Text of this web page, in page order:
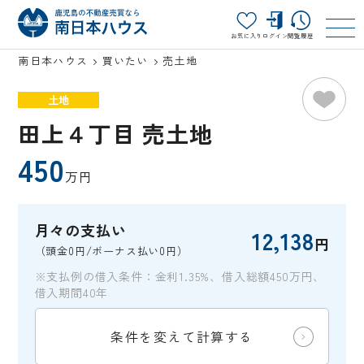
お気に入り ログイン閲覧履歴
南日本ハウス 買いたい 売土地
土地
田上４丁目 売土地
450万円
月々の支払い
（頭金0円/ボーナス払い0円） 12,138円
※支払例の借入条件：金利1.35%、借入総額450万円、
借入期間40年
条件を変えて計算する